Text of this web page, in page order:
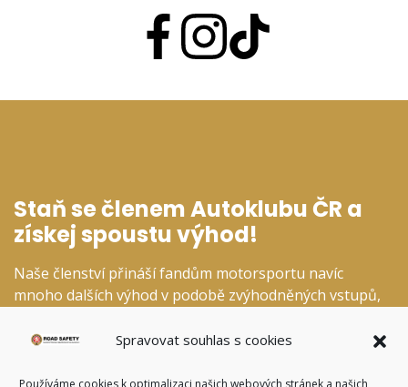
Spravovat souhlas s cookies
Používáme cookies k optimalizaci našich webových stránek a našich
Staň se členem Autoklubu ČR a
získej spoustu výhod!
Naše členství přináší fandům motorsportu navíc
mnoho dalších výhod v podobě zvýhodněných vstupů,
kategoriích.